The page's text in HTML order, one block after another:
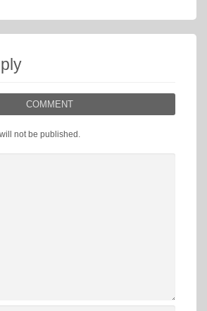
COMMENT
not be published.